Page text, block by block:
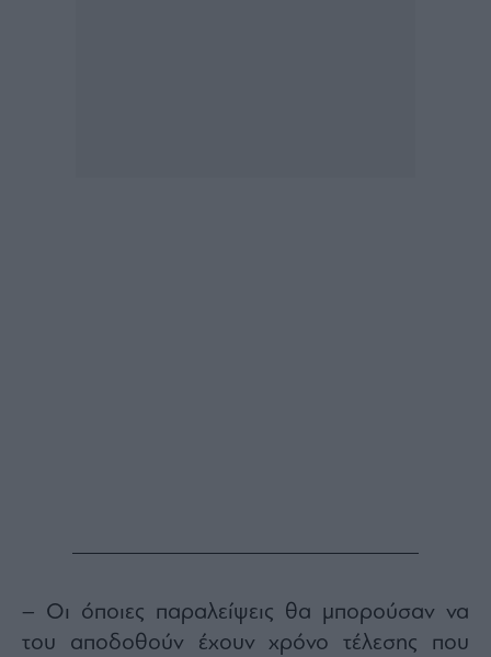
– Οι όποιες παραλείψεις θα μπορούσαν να
του αποδοθούν έχουν χρόνο τέλεσης που